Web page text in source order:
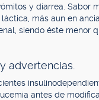
y diarrea. Sabor
más aun en
siendo éste menor
advertencias.
antes de